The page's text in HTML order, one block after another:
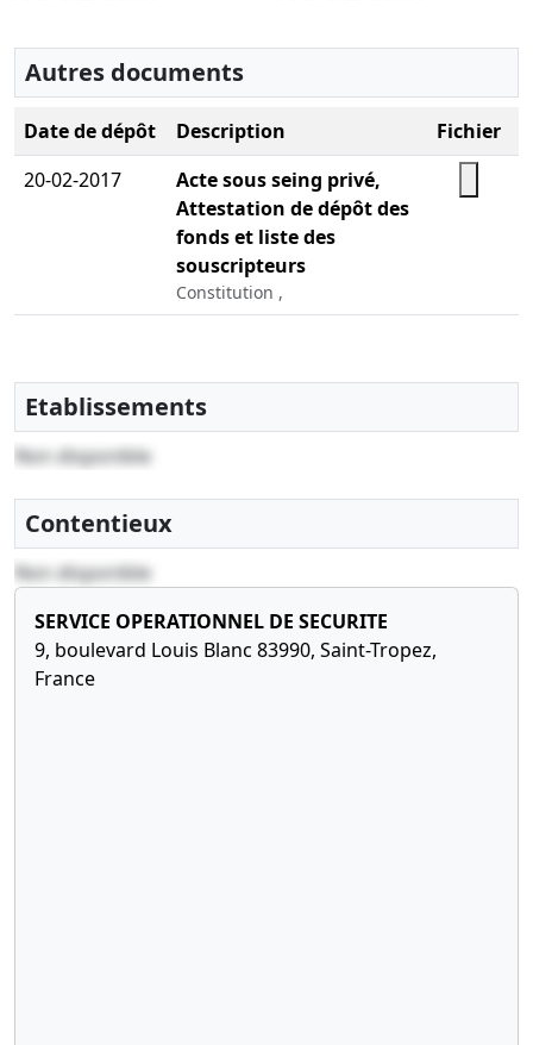
Autres documents
Date de dépôt Description
Fichier
20-02-2017
Acte sous seing privé,
Attestation de dépôt des
fonds et liste des
souscripteurs
Constitution ,
Etablissements
Non disponible
Contentieux
Non disponible
SERVICE OPERATIONNEL DE SECURITE
9, boulevard Louis Blanc 83990, Saint-Tropez,
France